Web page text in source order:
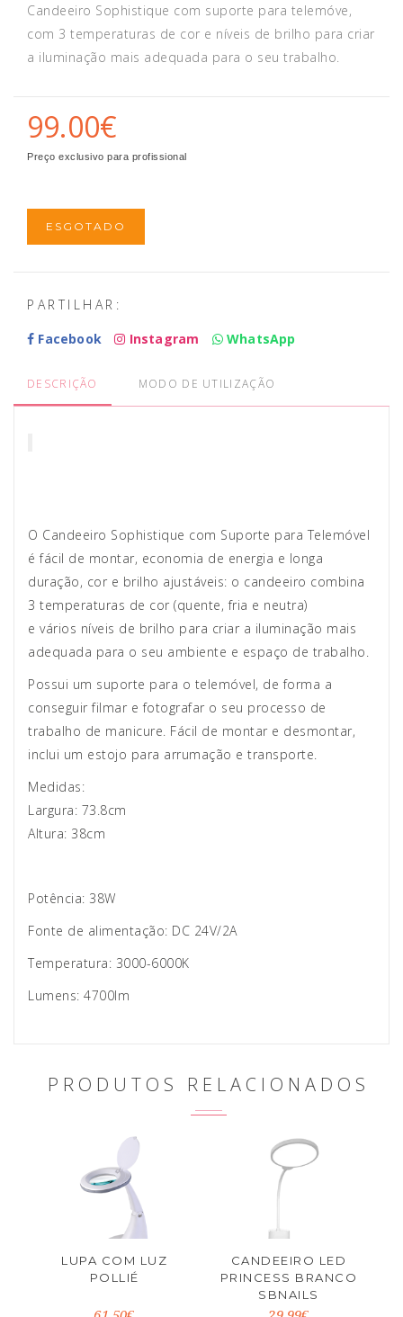
Candeeiro Sophistique com suporte para telemóve,
com 3 temperaturas de cor e níveis de brilho para criar
a iluminação mais adequada para o seu trabalho.
99.00€
Preço exclusivo para profissional
ESGOTADO
PARTILHAR:
Facebook
Instagram WhatsApp
DESCRIÇÃO MODO DE UTILIZAÇÃO
O Candeeiro Sophistique com Suporte para Telemóvel
é fácil de montar, economia de energia e longa
duração, cor e brilho ajustáveis: o candeeiro combina
3 temperaturas de cor (quente, fria e neutra)
e vários níveis de brilho para criar a iluminação mais
adequada para o seu ambiente e espaço de trabalho.
Possui um suporte para o telemóvel, de forma a
conseguir filmar e fotografar o seu processo de
trabalho de manicure. Fácil de montar e desmontar,
inclui um estojo para arrumação e transporte.
Medidas:
Largura: 73.8cm
Altura: 38cm
Potência: 38W
Fonte de alimentação: DC 24V/2A
Temperatura: 3000-6000K
Lumens: 4700lm
PRODUTOS RELACIONADOS
LUPA COM LUZ
POLLIÉ
CANDEEIRO LED
PRINCESS BRANCO
SBNAILS